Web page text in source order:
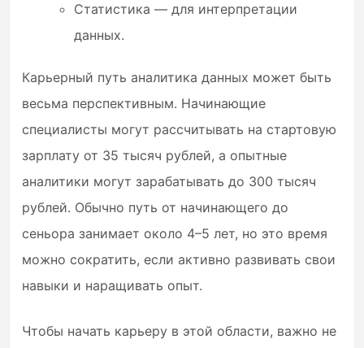
Статистика — для интерпретации
данных.
Карьерный путь аналитика данных может быть
весьма перспективным. Начинающие
специалисты могут рассчитывать на стартовую
зарплату от 35 тысяч рублей, а опытные
аналитики могут зарабатывать до 300 тысяч
рублей. Обычно путь от начинающего до
сеньора занимает около 4–5 лет, но это время
можно сократить, если активно развивать свои
навыки и наращивать опыт.
Чтобы начать карьеру в этой области, важно не